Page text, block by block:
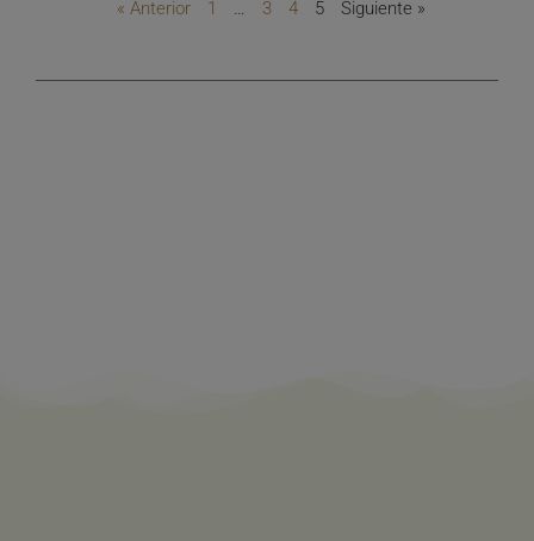
« Anterior 1 … 3 4 5 Siguiente »